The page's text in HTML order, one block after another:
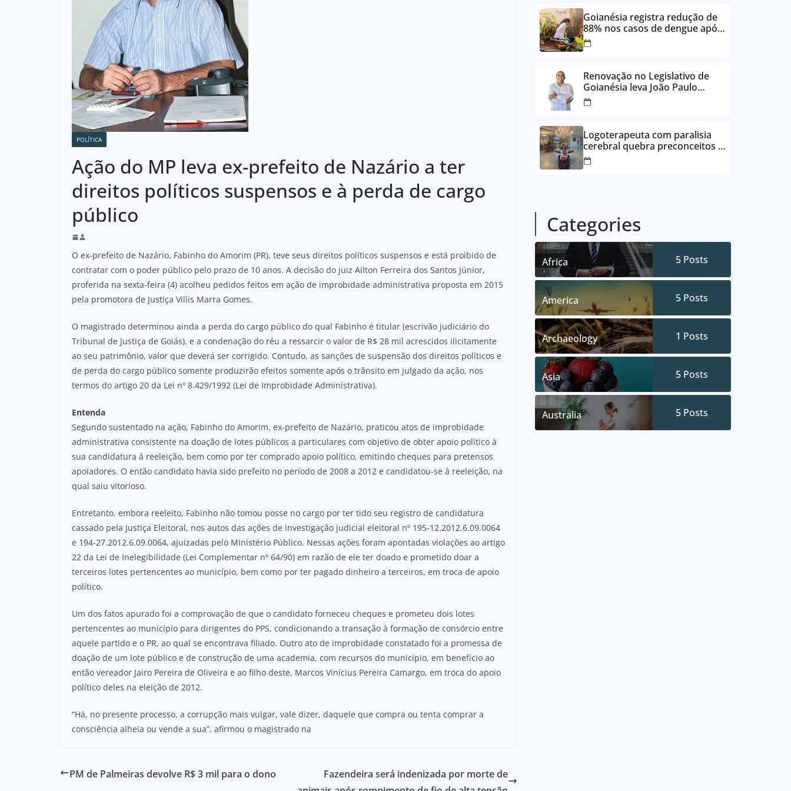
POLÍTICA
Ação do MP leva ex-prefeito de Nazário a ter
direitos políticos suspensos e à perda de cargo
público
O ex-prefeito de Nazário, Fabinho do Amorim (PR), teve seus direitos políticos suspensos e está proibido de
contratar com o poder público pelo prazo de 10 anos. A decisão do juiz Ailton Ferreira dos Santos Júnior,
proferida na sexta-feira (4) acolheu pedidos feitos em ação de improbidade administrativa proposta em 2015
pela promotora de Justiça Villis Marra Gomes.
O magistrado determinou ainda a perda do cargo público do qual Fabinho é titular (escrivão judiciário do
Tribunal de Justiça de Goiás), e a condenação do réu a ressarcir o valor de R$ 28 mil acrescidos ilicitamente
ao seu patrimônio, valor que deverá ser corrigido. Contudo, as sanções de suspensão dos direitos políticos e
de perda do cargo público somente produzirão efeitos somente após o trânsito em julgado da ação, nos
termos do artigo 20 da Lei nº 8.429/1992 (Lei de Improbidade Administrativa).
Entenda
Segundo sustentado na ação, Fabinho do Amorim, ex-prefeito de Nazário, praticou atos de improbidade
administrativa consistente na doação de lotes públicos a particulares com objetivo de obter apoio político à
sua candidatura à reeleição, bem como por ter comprado apoio político, emitindo cheques para pretensos
apoiadores. O então candidato havia sido prefeito no período de 2008 a 2012 e candidatou-se à reeleição, na
qual saiu vitorioso.
Entretanto, embora reeleito, Fabinho não tomou posse no cargo por ter tido seu registro de candidatura
cassado pela Justiça Eleitoral, nos autos das ações de investigação judicial eleitoral nº 195-12.2012.6.09.0064
e 194-27.2012.6.09.0064, ajuizadas pelo Ministério Público. Nessas ações foram apontadas violações ao artigo
22 da Lei de Inelegibilidade (Lei Complementar nº 64/90) em razão de ele ter doado e prometido doar a
terceiros lotes pertencentes ao município, bem como por ter pagado dinheiro a terceiros, em troca de apoio
político.
Um dos fatos apurado foi a comprovação de que o candidato forneceu cheques e prometeu dois lotes
pertencentes ao município para dirigentes do PPS, condicionando a transação à formação de consórcio entre
aquele partido e o PR, ao qual se encontrava filiado. Outro ato de improbidade constatado foi a promessa de
doação de um lote público e de construção de uma academia, com recursos do município, em benefício ao
então vereador Jairo Pereira de Oliveira e ao filho deste, Marcos Vinícius Pereira Camargo, em troca do apoio
político deles na eleição de 2012.
“Há, no presente processo, a corrupção mais vulgar, vale dizer, daquele que compra ou tenta comprar a
consciência alheia ou vende a sua”, afirmou o magistrado na
PM de Palmeiras devolve R$ 3 mil para o dono
Fazendeira será indenizada por morte de
Goianésia registra redução de
88% nos casos de dengue após
ações de prevenção da
Prefeitura
Renovação no Legislativo de
Goianésia leva João Paulo
Batista à Câmara Municipal
Logoterapeuta com paralisia
cerebral quebra preconceitos e
ajuda pacientes a reencontrar
propósito em Goianésia
Categories
Africa 5 Posts
America 5 Posts
Archaeology 1 Posts
Asia 5 Posts
Australia 5 Posts